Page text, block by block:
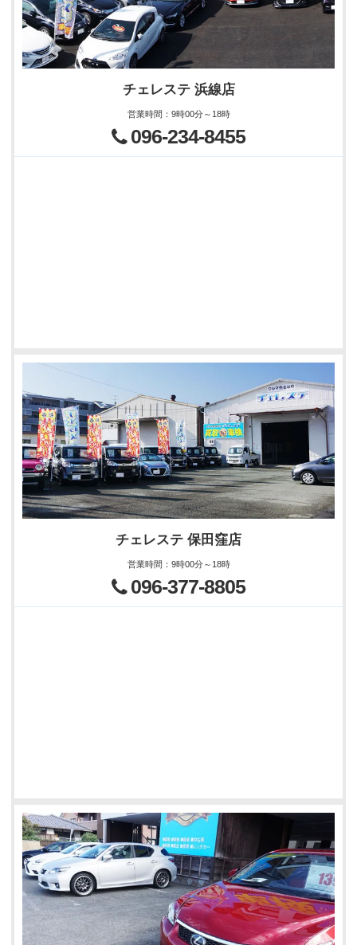
チェレステ 浜線店
営業時間 ： 9時00分～18時
096-234-8455
チェレステ 保田窪店
営業時間 ： 9時00分～18時
096-377-8805